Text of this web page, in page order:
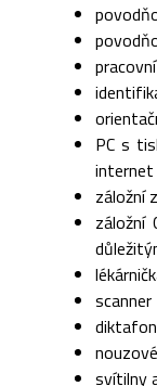
PC s
internet
záložní
záložní
scanner
diktafon
svítilny